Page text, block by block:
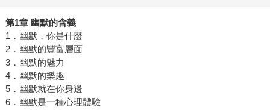
第1章 幽默的含義
1．幽默，你是什麼
2．幽默的豐富層面
3．幽默的魅力
4．幽默的樂趣
5．幽默就在你身邊
6．幽默是一種心理體驗